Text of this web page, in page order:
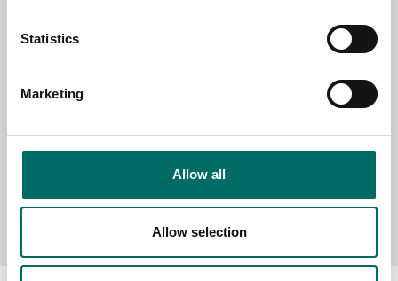
Statistics
Marketing
Allow all
Allow selection
Send message